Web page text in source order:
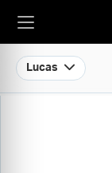
Lucas